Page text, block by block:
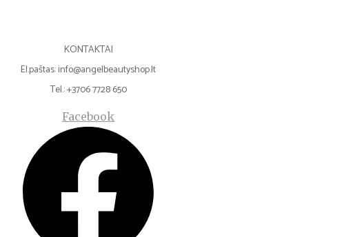
KONTAKTAI
El.paštas: info@angelbeautyshop.lt
Tel.: +3706 7728 650
Facebook